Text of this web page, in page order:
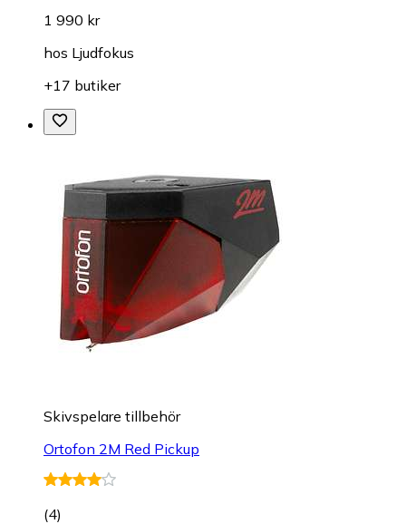
1 990 kr
hos Ljudfokus
+17 butiker
Skivspelare tillbehör
Ortofon 2M Red Pickup
(4)